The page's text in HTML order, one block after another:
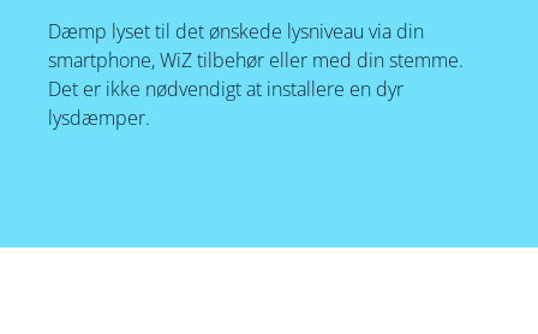
Dæmp lyset til det ønskede lysniveau via din
smartphone, WiZ tilbehør eller med din stemme.
Det er ikke nødvendigt at installere en dyr
lysdæmper.